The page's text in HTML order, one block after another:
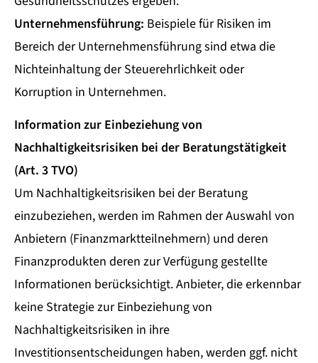
Unternehmensführung: Beispiele für Risiken im
Bereich der Unternehmensführung sind etwa die
Nichteinhaltung der Steuerehrlichkeit oder
Korruption in Unternehmen.
Information zur Einbeziehung von
Nachhaltigkeitsrisiken bei der Beratungstätigkeit
(Art. 3 TVO)
Um Nachhaltigkeitsrisiken bei der Beratung
einzubeziehen, werden im Rahmen der Auswahl von
Anbietern (Finanzmarktteilnehmern) und deren
Finanzprodukten deren zur Verfügung gestellte
Informationen berücksichtigt. Anbieter, die erkennbar
keine Strategie zur Einbeziehung von
Nachhaltigkeitsrisiken in ihre
Investitionsentscheidungen haben, werden ggf. nicht